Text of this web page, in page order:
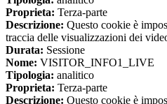
Proprieta: Terza-parte
Descrizione: Questo cookie è
traccia delle visualizzazioni dei
Durata: Sessione
Nome: VISITOR_INFO1_LIVE
Tipologia: analitico
Proprieta: Terza-parte
Descrizione: Questo cookie è